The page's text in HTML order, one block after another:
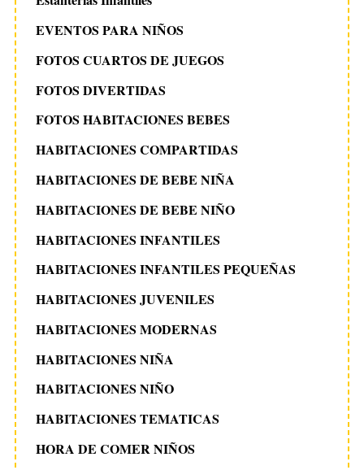
EVENTOS PARA NIÑOS
FOTOS CUARTOS DE JUEGOS
FOTOS DIVERTIDAS
FOTOS HABITACIONES BEBES
HABITACIONES COMPARTIDAS
HABITACIONES DE BEBE NIÑA
HABITACIONES DE BEBE NIÑO
HABITACIONES INFANTILES
HABITACIONES INFANTILES PEQUEÑAS
HABITACIONES JUVENILES
HABITACIONES MODERNAS
HABITACIONES NIÑA
HABITACIONES NIÑO
HABITACIONES TEMATICAS
HORA DE COMER NIÑOS